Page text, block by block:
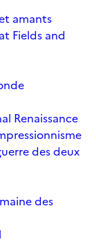
amants
Fields and
Renaissance
des deux
des